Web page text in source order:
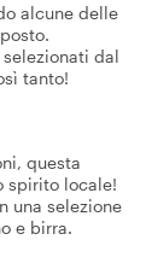
alcune delle
dal
tanto!
questa
spirito locale!
una selezione
e birra.